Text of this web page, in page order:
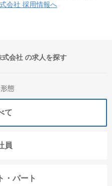
会社 採用情報へ
会社 の求人を探す
態
て
員
・パート